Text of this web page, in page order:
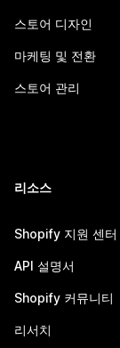
스토어 디자인
마케팅 및 전환
스토어 관리
리소스
Shopify 지원 센터
API 설명서
Shopify 커뮤니티
리서치